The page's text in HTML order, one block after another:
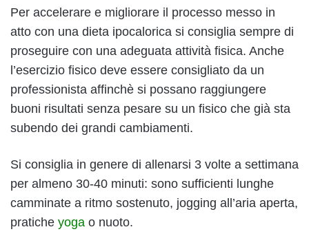
Per accelerare e migliorare il processo messo in
atto con una dieta ipocalorica si consiglia sempre di
proseguire con una adeguata attività fisica. Anche
l’esercizio fisico deve essere consigliato da un
professionista affinchè si possano raggiungere
buoni risultati senza pesare su un fisico che già sta
subendo dei grandi cambiamenti.
Si consiglia in genere di allenarsi 3 volte a settimana
per almeno 30-40 minuti: sono sufficienti lunghe
camminate a ritmo sostenuto, jogging all’aria aperta,
pratiche yoga o nuoto.